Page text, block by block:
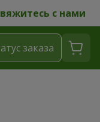
с нами
заказа